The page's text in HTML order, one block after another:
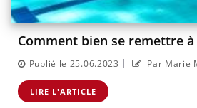
Comment bien se remettre
Publié le 25.06.2023 | Par Marie
LIRE L'ARTICLE